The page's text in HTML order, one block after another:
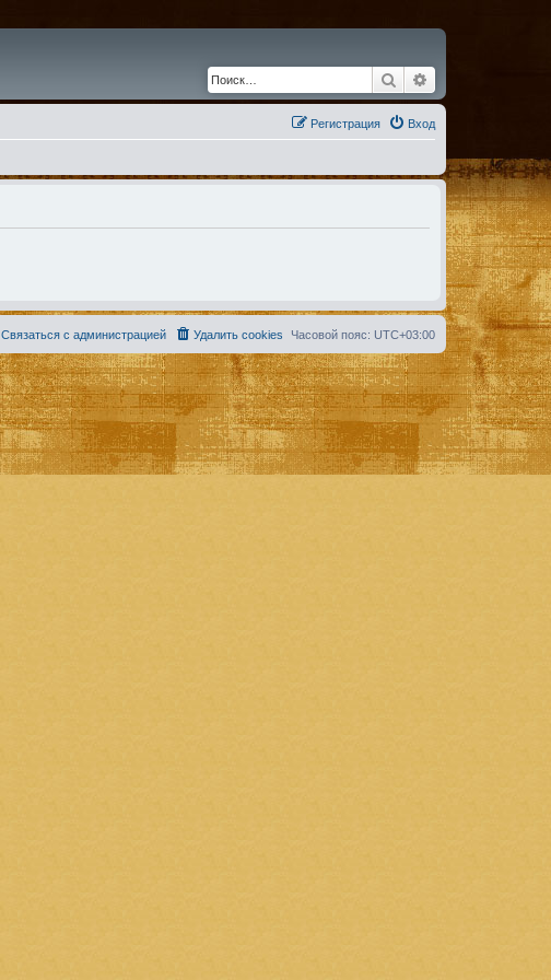
Поиск
Вход
Регистрация
Часовой пояс: UTC+03:00
Удалить cookies
Связаться с администрацией